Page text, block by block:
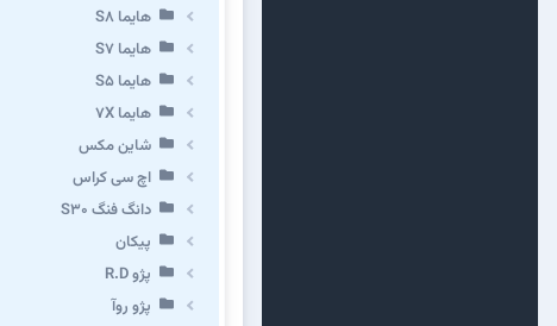
هایما S8
هایما S7
هایما S5
هایما 7X
شاین مکس
اچ سی کراس
دانگ فنگ S30
پیکان
پژو R.D
پژو روآ